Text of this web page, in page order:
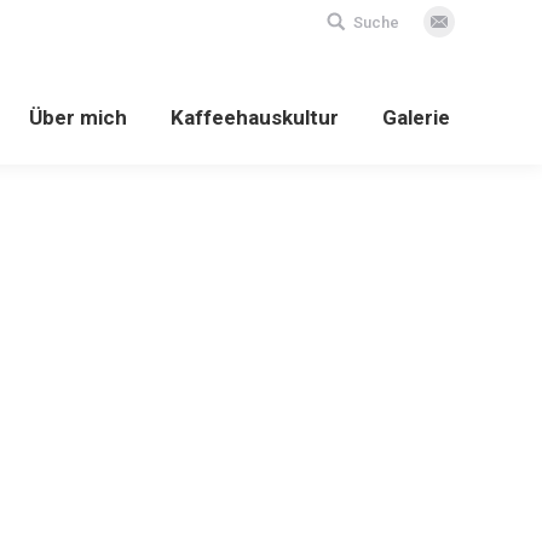
Search:
Suche
E-
Über mich Kaffeehauskultur Galerie